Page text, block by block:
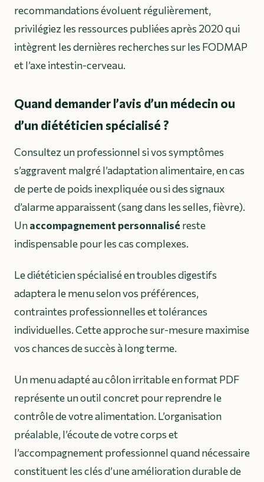
recommandations évoluent régulièrement,
privilégiez les ressources publiées après 2020 qui
intègrent les dernières recherches sur les FODMAP
et l’axe intestin-cerveau.
Quand demander l’avis d’un médecin ou
d’un diététicien spécialisé ?
Consultez un professionnel si vos symptômes
s’aggravent malgré l’adaptation alimentaire, en cas
de perte de poids inexpliquée ou si des signaux
d’alarme apparaissent (sang dans les selles, fièvre).
Unaccompagnement personnalisé reste
indispensable pour les cas complexes.
Le diététicien spécialisé en troubles digestifs
adaptera le menu selon vos préférences,
contraintes professionnelles et tolérances
individuelles. Cette approche sur-mesure maximise
vos chances de succès à long terme.
Un menu adapté au côlon irritable en format PDF
représente un outil concret pour reprendre le
contrôle de votre alimentation. L’organisation
préalable, l’écoute de votre corps et
l’accompagnement professionnel quand nécessaire
constituent les clés d’une amélioration durable de